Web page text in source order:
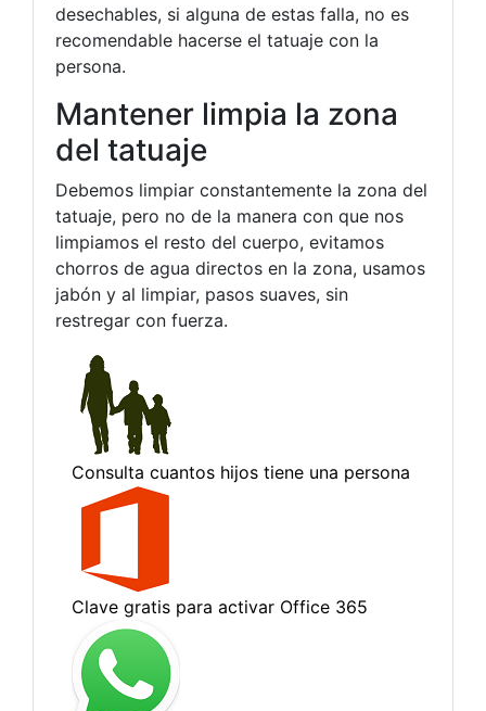
desechables, si alguna de estas falla, no es
recomendable hacerse el tatuaje con la
persona.
Mantener limpia la zona
del tatuaje
Debemos limpiar constantemente la zona del
tatuaje, pero no de la manera con que nos
limpiamos el resto del cuerpo, evitamos
chorros de agua directos en la zona, usamos
jabón y al limpiar, pasos suaves, sin
restregar con fuerza.